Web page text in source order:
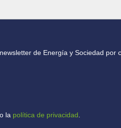
de Energía y Sociedad por
la política de privacidad